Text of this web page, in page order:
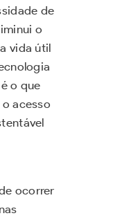
de
o
vida útil
o que
acesso
ocorrer